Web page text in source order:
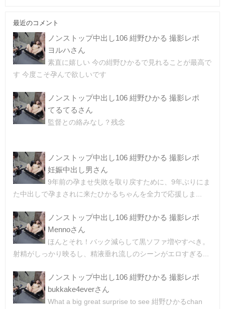
最近のコメント
ノンストップ中出し106 紺野ひかる 撮影レポ
ヨルハさん
素直に嬉しい 今の紺野ひかるで見れることが最高で
す 今度こそ孕んで欲しいです
ノンストップ中出し106 紺野ひかる 撮影レポ
てるてるさん
監督との絡みなし？残念
ノンストップ中出し106 紺野ひかる 撮影レポ
妊娠中出し男さん
9年前の孕ませ失敗を取り戻すために、9年ぶりにま
た中出しで孕まされに来たひかるちゃんを全力で応援しま...
ノンストップ中出し106 紺野ひかる 撮影レポ
Mennoさん
ほんとそれ！バック減らして黒ソファ増やすべき。
射精がしっかり映るし、精液垂れ流しのシーンがエロすぎる...
ノンストップ中出し106 紺野ひかる 撮影レポ
bukkake4everさん
What a big great surprise to see 紺野ひかるchan